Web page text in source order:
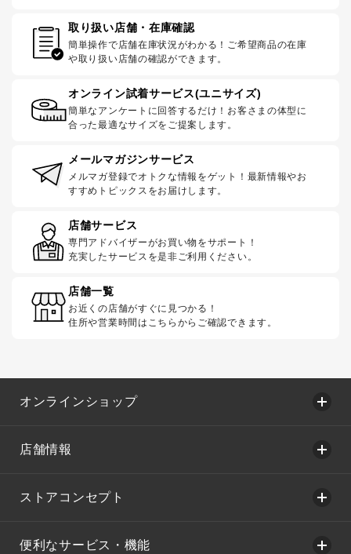
取り扱い店舗・在庫確認
簡単操作で店舗在庫状況がわかる！ご希望商品の在庫
や取り扱い店舗の確認ができます。
オンライン試着サービス(ユニサイズ)
簡単なアンケートに回答するだけ！お客さまの体型に
合った最適なサイズをご提案します。
メールマガジンサービス
メルマガ登録でオトクな情報をゲット！最新情報やお
すすめトピックスをお届けします。
店舗サービス
専門アドバイザーがお買い物をサポート！
充実したサービスを是非ご利用ください。
店舗一覧
お近くの店舗がすぐに見つかる！
住所や営業時間はこちらからご確認できます。
オンラインショップ
店舗情報
ストアコンセプト
便利なサービス・機能